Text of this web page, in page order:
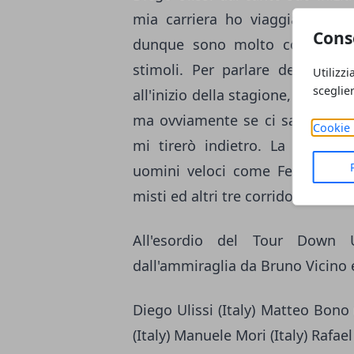
Cookie
mia carriera ho viaggiato
dunque sono molto contento
stimoli. Per parlare dei miei
all'inizio della stagione, dunque
ma ovviamente se ci sarà
mi tirerò indietro. La Lampre
uomini veloci come Ferrari e
misti ed altri tre corridori forti
All'esordio del Tour Down
dall'ammiraglia da Bruno
Diego Ulissi (Italy) Matteo
(Italy) Manuele Mori (Italy)